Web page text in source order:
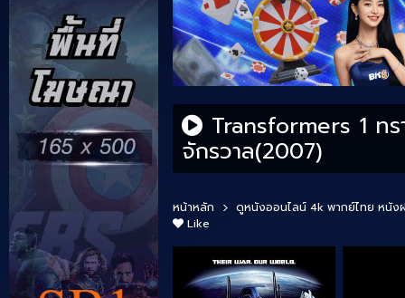
Transformers 1 ท
จักรวาล(2007)
หน้าหลัก ดูหนังออนไลน์ 4k พากย์ไทย หนัง
Like